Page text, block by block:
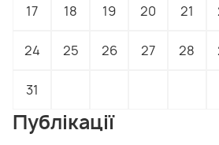
17 18 19 20 21
24 25 26 27 28
31
Публікації